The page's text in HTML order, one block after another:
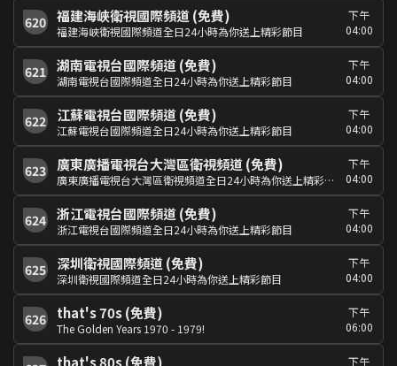
620 福建海峽衛視國際頻道 (免費)
福建海峽衛視國際頻道全日24小時為你送上精彩節目
下午
04:00
621 湖南電視台國際頻道 (免費)
湖南電視台國際頻道全日24小時為你送上精彩節目
下午
04:00
622 江蘇電視台國際頻道 (免費)
江蘇電視台國際頻道全日24小時為你送上精彩節目
下午
04:00
623 廣東廣播電視台大灣區衛視頻道 (免費)
廣東廣播電視台大灣區衛視頻道全日24小時為你送上精彩節目
下午
04:00
624 浙江電視台國際頻道 (免費)
浙江電視台國際頻道全日24小時為你送上精彩節目
下午
04:00
625 深圳衛視國際頻道 (免費)
深圳衛視國際頻道全日24小時為你送上精彩節目
下午
04:00
626 that's 70s (免費)
The Golden Years 1970 - 1979!
下午
06:00
that's 80s (免費)
下午